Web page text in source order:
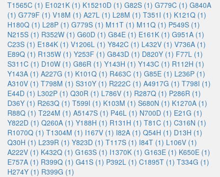
T1565C (1) E1021K (1) K15210D (1) G82S (1) G779C (1) G840A
(1) G779F (1) V18M (1) A27L (1) L28M (1) T351I (1) K121Q (1)
H180Q (1) L28P (1) G779S (1) M11T (1) M11Q (1) P549S (1)
N215S (1) R352W (1) G60D (1) G84E (1) E161K (1) G951A (1)
C23S (1) E184K (1) V1206L (1) Y842C (1) L432V (1) V736A (1)
E89Q (1) R135W (1) Y253F (1) G843D (1) D820Y (1) F77L (1)
S311C (1) D10W (1) G86R (1) Y143H (1) Y143C (1) R112H (1)
Y143A (1) A227G (1) K101Q (1) R463C (1) G85E (1) L236P (1)
A310V (1) T798M (1) S310Y (1) R222C (1) A4917G (1) T798I (1)
E44D (1) L302P (1) Q30R (1) L786V (1) R287Q (1) P286R (1)
D36Y (1) R263Q (1) T599I (1) K103M (1) S680N (1) K1270A (1)
R88Q (1) T224M (1) A5147S (1) P46L (1) N700D (1) E21G (1)
Y822D (1) Q260A (1) Y188H (1) R131H (1) T81C (1) C316N (1)
R1070Q (1) T1304M (1) I167V (1) I82A (1) Q54H (1) D13H (1)
Q30H (1) L239R (1) Y823D (1) T117S (1) I84T (1) L106V (1)
A222V (1) K432Q (1) G163S (1) I1370K (1) G163E (1) K650E (1)
E757A (1) R399Q (1) G41S (1) P392L (1) C1895T (1) T334G (1)
H274Y (1) R399G (1)